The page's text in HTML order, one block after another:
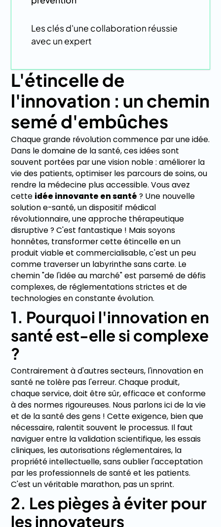
Les clés d'une collaboration réussie
avec un expert
L'étincelle de
l'innovation : un chemin
semé d'embûches
Chaque grande révolution commence par une idée.
Dans le domaine de la santé, ces idées sont
souvent portées par une vision noble : améliorer la
vie des patients, optimiser les parcours de soins, ou
rendre la médecine plus accessible. Vous avez
cette idée innovante en santé ? Une nouvelle
solution e-santé, un dispositif médical
révolutionnaire, une approche thérapeutique
disruptive ? C'est fantastique ! Mais soyons
honnêtes, transformer cette étincelle en un
produit viable et commercialisable, c'est un peu
comme traverser un labyrinthe sans carte. Le
chemin "de l'idée au marché" est parsemé de défis
complexes, de réglementations strictes et de
technologies en constante évolution.
1. Pourquoi l'innovation en
santé est-elle si complexe
?
Contrairement à d'autres secteurs, l'innovation en
santé ne tolère pas l'erreur. Chaque produit,
chaque service, doit être sûr, efficace et conforme
à des normes rigoureuses. Nous parlons ici de la vie
et de la santé des gens ! Cette exigence, bien que
nécessaire, ralentit souvent le processus. Il faut
naviguer entre la validation scientifique, les essais
cliniques, les autorisations réglementaires, la
propriété intellectuelle, sans oublier l'acceptation
par les professionnels de santé et les patients.
C'est un véritable marathon, pas un sprint.
2. Les pièges à éviter pour
les innovateurs